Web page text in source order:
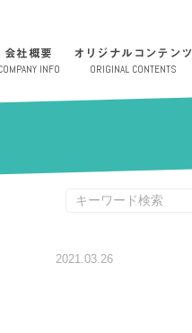
会社概要
INFO
オリジナルコンテンツ
ORIGINAL CONTENTS
2021.03.26